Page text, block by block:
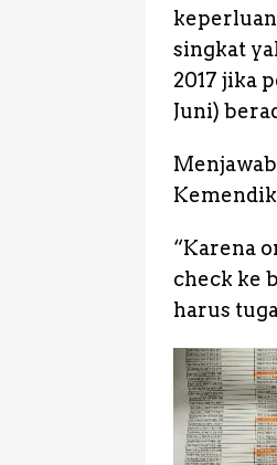
singkat
2017 jika
Juni)
“Karena
check ke
harus